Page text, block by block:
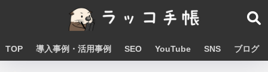
TOP 導入事例・活用事例 SEO YouTube SNS ブログ